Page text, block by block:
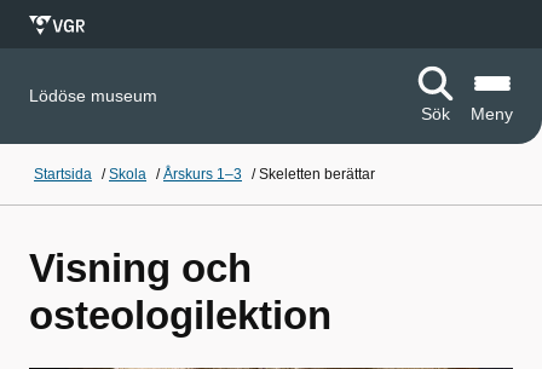
Lödöse museum
Sök
Meny
Startsida /Skola /Årskurs 1–3 /Skeletten berättar
Visning och
osteologilektion